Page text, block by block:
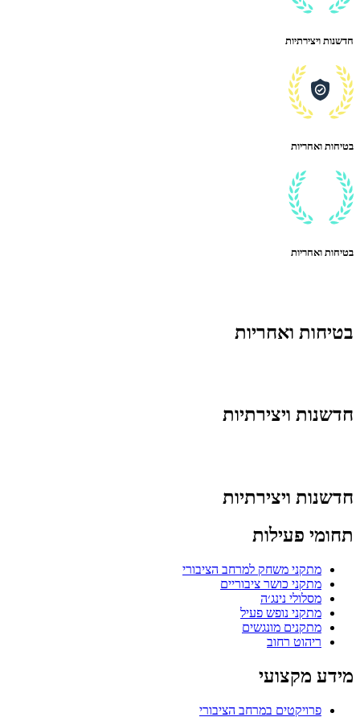
חדשנות ויצירתיות
בטיחות ואחריות
בטיחות ואחריות
בטיחות ואחריות
חדשנות ויצירתיות
חדשנות ויצירתיות
תחומי פעילות
מתקני משחק למרחב הציבורי
מתקני כושר ציבוריים
מסלולי נינג׳ה
מתקני נופש פעיל
מתקנים מונגשים
ריהוט רחוב
מידע מקצועי
פרויקטים במרחב הציבורי